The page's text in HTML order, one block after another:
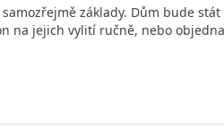
základy. Dům bude
jejich vylití ručně, nebo